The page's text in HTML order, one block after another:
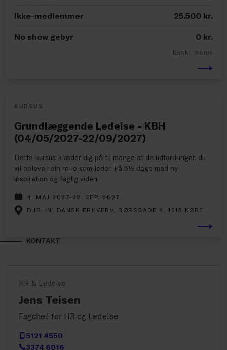
Ikke-medlemmer 25.500 kr.
No show gebyr 0 kr.
Ekskl. moms
KURSUS
Grundlæggende Ledelse - KBH
(04/05/2027-22/09/2027)
Dette kursus klæder dig på til mange af de udfordringer, du
vil opleve i din rolle som leder. Få 5½ dage med ny
inspiration og faglig viden.
4. MAJ 2027-22. SEP. 2027
KONTAKT
HR & Ledelse
Jens Teisen
Fagchef for HR og Ledelse
5121 4550
3374 6016